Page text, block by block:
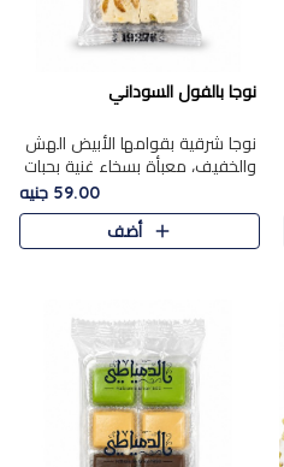
نوجا بالفول السوداني
نوجا شرقية بقوامها الأبيض الهش
والخفيف، معبأة بسخاء غنية بحبات
الفول السوداني المحمص التي
يقدم تضيف قرمشة مميزة مرضية
وتوازنًا رائعًا مع حلا..
59.00 جنيه
أضف